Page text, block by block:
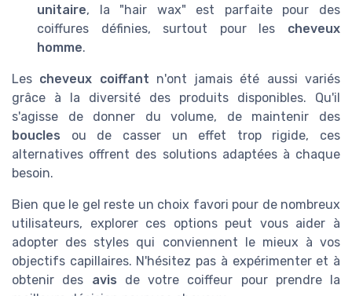
unitaire, la "hair wax" est parfaite pour des
coiffures définies, surtout pour les cheveux
homme.
Les cheveux coiffant n'ont jamais été aussi variés
grâce à la diversité des produits disponibles. Qu'il
s'agisse de donner du volume, de maintenir des
boucles ou de casser un effet trop rigide, ces
alternatives offrent des solutions adaptées à chaque
besoin.
Bien que le gel reste un choix favori pour de nombreux
utilisateurs, explorer ces options peut vous aider à
adopter des styles qui conviennent le mieux à vos
objectifs capillaires. N'hésitez pas à expérimenter et à
obtenir des avis de votre coiffeur pour prendre la